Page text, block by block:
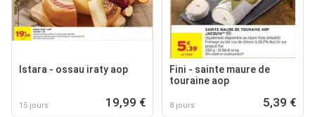
Istara - ossau iraty aop
15 jours 19,99 €
Fini - sainte maure de
touraine aop
8 jours 5,39 €